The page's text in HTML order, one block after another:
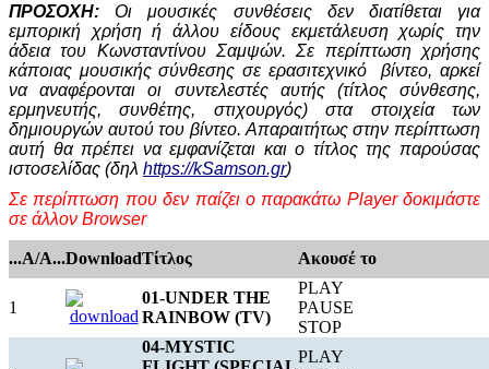
ΠΡΟΣΟΧΗ: Οι μουσικές συνθέσεις δεν διατίθεται για
εμπορική χρήση ή άλλου είδους εκμετάλευση χωρίς την
άδεια του Κωνσταντίνου Σαμψών. Σε περίπτωση χρήσης
κάποιας μουσικής σύνθεσης σε ερασιτεχνικό
βίντεο, αρκεί
να αναφέρονται οι συντελεστές αυτής (τίτλος σύνθεσης,
ερμηνευτής, συνθέτης, στιχουργός) στα στοιχεία των
δημιουργών αυτού του βίντεο. Απαραιτήτως στην περίπτωση
αυτή θα πρέπει να εμφανίζεται και ο τίτλος της παρούσας
ιστοσελίδας (δηλ https://kSamson.gr)
Σε περίπτωση που δεν παίζει ο παρακάτω Player δοκιμάστε
σε άλλον Browser
...A/A...DownloadΤίτλος Ακουσέ το
1
01-UNDER THE
RAINBOW (TV)
PLAY
PAUSE
STOP
04-MYSTIC
PLAY